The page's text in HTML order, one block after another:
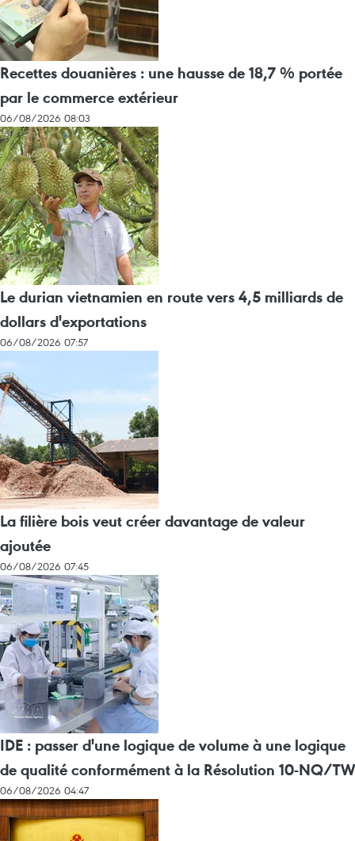
Recettes douanières : une hausse de 18,7 % portée
par le commerce extérieur
06/08/2026 08:03
Le durian vietnamien en route vers 4,5 milliards de
dollars d'exportations
06/08/2026 07:57
La filière bois veut créer davantage de valeur
ajoutée
06/08/2026 07:45
IDE : passer d'une logique de volume à une logique
de qualité conformément à la Résolution 10-NQ/TW
06/08/2026 04:47